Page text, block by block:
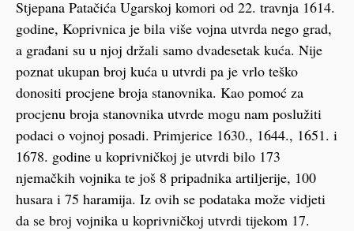
Stjepana Patačića Ugarskoj komori od 22. travnja 1614.
godine, Koprivnica je bila više vojna utvrda nego grad,
a građani su u njoj držali samo dvadesetak kuća. Nije
poznat ukupan broj kuća u utvrdi pa je vrlo teško
donositi procjene broja stanovnika. Kao pomoć za
procjenu broja stanovnika utvrde mogu nam poslužiti
podaci o vojnoj posadi. Primjerice 1630., 1644., 1651. i
1678. godine u koprivničkoj je utvrdi bilo 173
njemačkih vojnika te još 8 pripadnika artiljerije, 100
husara i 75 haramija. Iz ovih se podataka može vidjeti
da se broj vojnika u koprivničkoj utvrdi tijekom 17.